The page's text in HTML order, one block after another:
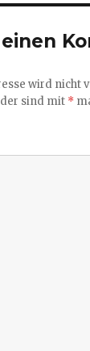
wird nicht
sind mit *